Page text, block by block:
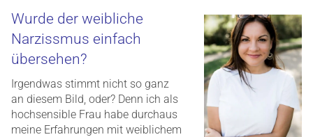
Wurde der weibliche
Narzissmus einfach
übersehen?
Irgendwas stimmt nicht so ganz
an diesem Bild, oder? Denn ich als
hochsensible Frau habe durchaus
meine Erfahrungen mit weiblichem